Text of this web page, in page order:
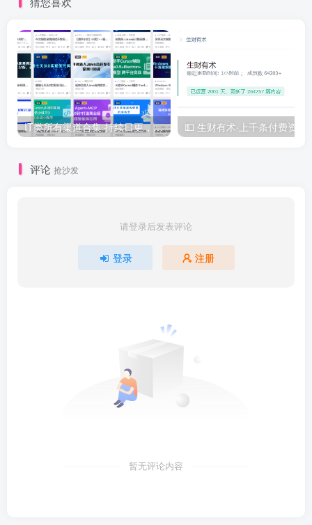
IT类所有渠道合集 持续日更，目前近四千多条资源 年费用户微信私信获取权限
评论 抢沙发
请登录后发表评论
登录 注册
暂无评论内容